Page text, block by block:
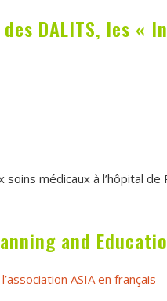
DALITS, les «
médicaux à l’hôpital de
and
ASIA en français